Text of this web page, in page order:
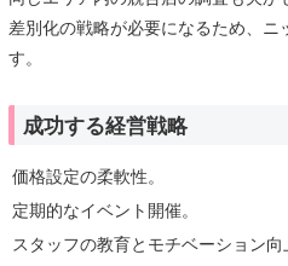
差別化の戦略が必要になるため、
す。
成功する経営戦略
価格設定の柔軟性。
定期的なイベント開催。
スタッフの教育とモチベーション向